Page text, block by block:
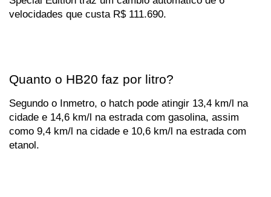
velocidades que custa R$ 111.690.
Quanto o HB20 faz por litro?
Segundo o Inmetro, o hatch pode atingir 13,4 km/l na
cidade e 14,6 km/l na estrada com gasolina, assim
como 9,4 km/l na cidade e 10,6 km/l na estrada com
etanol.